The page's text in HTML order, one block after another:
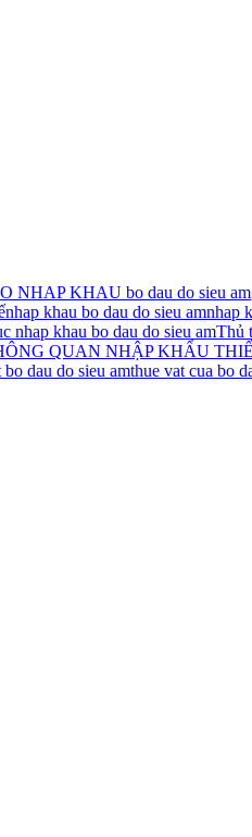
NHAP KHAU bo dau do sieu am
nhap khau bo dau do sieu amnhap
nhap khau bo dau do sieu amThủ
QUAN NHẬP KHẨU
bo dau do sieu amthue vat cua bo